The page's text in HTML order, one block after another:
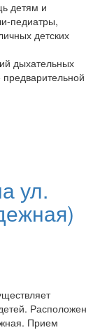
детям и
педиатры,
детских
дыхательных
ул.
Расположен
Прием